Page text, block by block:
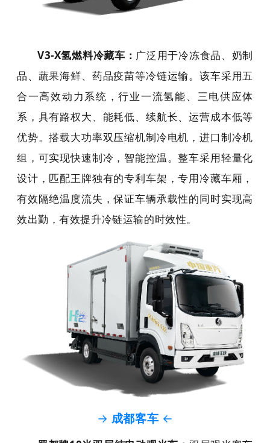
V3-X氢燃料冷藏车： 广泛用于冷冻食品、奶制
品、蔬果海鲜、药品疫苗等冷链运输。该车采用五
合一高效动力系统，行业一流氢能、三电供应体
系，具有路权大、能耗低、续航长、运营成本低等
优势。搭载大功率双压缩机制冷电机，进口制冷机
组，可实现快速制冷，智能控温。整车采用轻量化
设计，匹配王牌独有的专利车架，专用冷藏车厢，
有效隔绝温度流失，保证车辆承载性的同时实现高
效出勤，有效提升冷链运输的时效性。
→ 成都客车 ←